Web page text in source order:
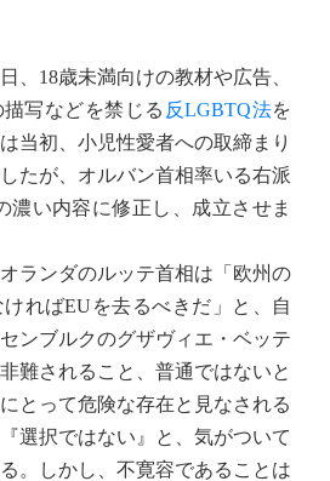
、18歳未満向けの教材や広告、
写などを禁じる 反LGBTQ法を
当初、小児性愛者への取締まり
たが、オルバン首相率いる右派
濃い内容に修正し、成立させま
ランダのルッテ首相は「欧州の
ればEUを去るべきだ」と、自
ンブルクのグザヴィエ・ベッテ
難されること、普通ではないと
とって危険な存在と見なされる
選択ではない』と、気がついて
。しかし、不寛容であることは